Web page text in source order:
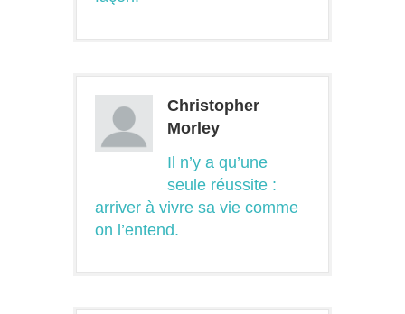
Christopher
Morley
Il n’y a qu’une
seule réussite :
arriver à vivre sa vie comme
on l’entend.